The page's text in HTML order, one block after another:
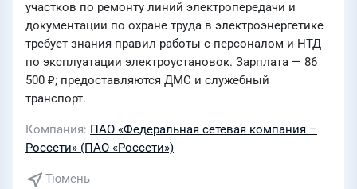
участков по ремонту линий электропередачи и
документации по охране труда в электроэнергетике
требует знания правил работы с персоналом и НТД
по эксплуатации электроустановок. Зарплата — 86
500 ₽; предоставляются ДМС и служебный
транспорт.
Компания ПАО «Федеральная сетевая компания –
Россети» (ПАО «Россети»)
Тюмень